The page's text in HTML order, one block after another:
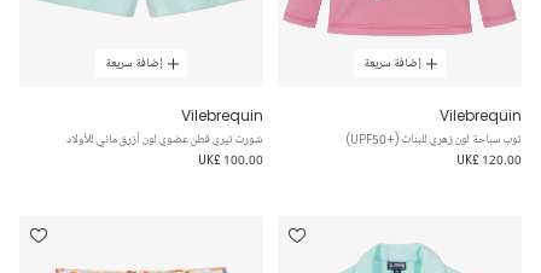
إضافة سريعة
Vilebrequin
توب سباحة لون زهري للبنات (+UPF50)
UK£ 120.00
إضافة سريعة
Vilebrequin
شورت تيري قطن عضوي لون أزرق مائي للأولاد
UK£ 100.00